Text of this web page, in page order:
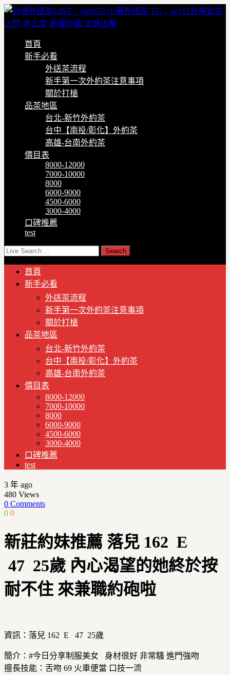
首頁
新手必看
外送茶流程
新手第一次外約茶注意事項
關於打槍
品茶地區
台北-新竹外約茶
台中【南投/彰化】外約茶
高雄-台南外約茶
價目表
8000-12000
7000-10000
8000
6000-9000
4500-6000
3000-4000
口碑推薦
test
首頁
新手必看
外送茶流程
新手第一次外約茶注意事項
關於打槍
品茶地區
台北-新竹外約茶
台中【南投/彰化】外約茶
高雄-台南外約茶
價目表
8000-12000
7000-10000
8000
6000-9000
4500-6000
3000-4000
口碑推薦
test
3 年 ago
480 Views
0 Comments
0 0
新莊約妹推薦 落兒 162 E
47 25歲 內心渴望的她終於按
耐不住 來兼職約砲啦
資訊：落兒 162 E 47 25歲
簡介：#今日分享制服美女 身材很好 非常騷 進門強吻
擅長技能：舌吻 69 火車便當 口技一流